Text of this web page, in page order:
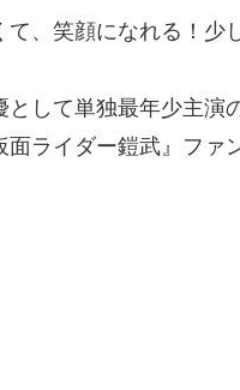
、笑顔になれる！少
して単独最年少主演
ライダー鎧武』ファ